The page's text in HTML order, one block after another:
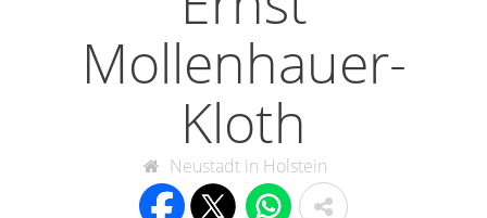
Mollenhauer-
Kloth
Neustadt in Holstein